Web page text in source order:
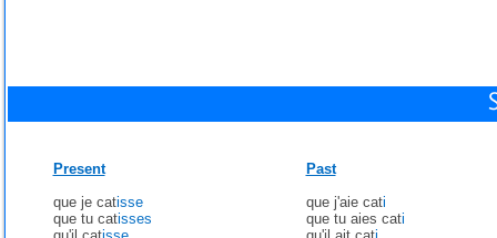
Present
que je catisse
que tu catisses
Past
que j'aie cati
que tu aies cati